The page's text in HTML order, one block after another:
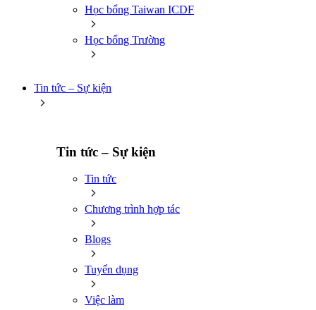
Học bổng Taiwan ICDF
Học bổng Trường
Tin tức – Sự kiện
Tin tức – Sự kiện
Tin tức
Chương trình hợp tác
Blogs
Tuyển dụng
Việc làm